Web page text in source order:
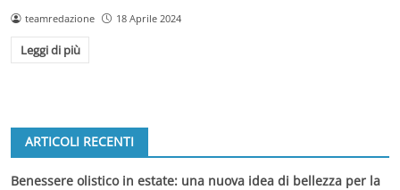
teamredazione 18 Aprile 2024
Leggi di più
ARTICOLI RECENTI
Benessere olistico in estate: una nuova idea di bellezza per la